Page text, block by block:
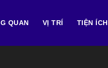
QUAN VỊ TRÍ TIỆN ÍCH